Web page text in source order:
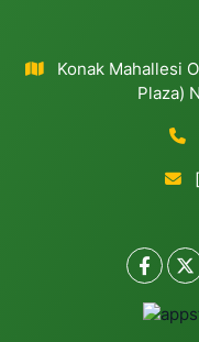
Konak Mahallesi
Plaza)